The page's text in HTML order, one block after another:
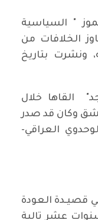
" السياسية
الخلافات من
ونشرت بتاريخ
القاها خلال
اواخر العام 1978 دمشق وكان قد صدر
العراقي-
قصيـدة العودة
وبقي حتى سنوات عشر تالية